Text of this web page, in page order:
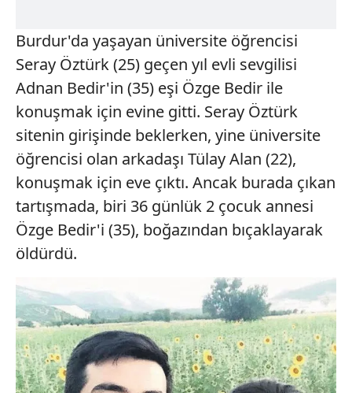
Burdur'da yaşayan üniversite öğrencisi
Seray Öztürk (25) geçen yıl evli sevgilisi
Adnan Bedir'in (35) eşi Özge Bedir ile
konuşmak için evine gitti. Seray Öztürk
sitenin girişinde beklerken, yine üniversite
öğrencisi olan arkadaşı Tülay Alan (22),
konuşmak için eve çıktı. Ancak burada çıkan
tartışmada, biri 36 günlük 2 çocuk annesi
Özge Bedir'i (35), boğazından bıçaklayarak
öldürdü.